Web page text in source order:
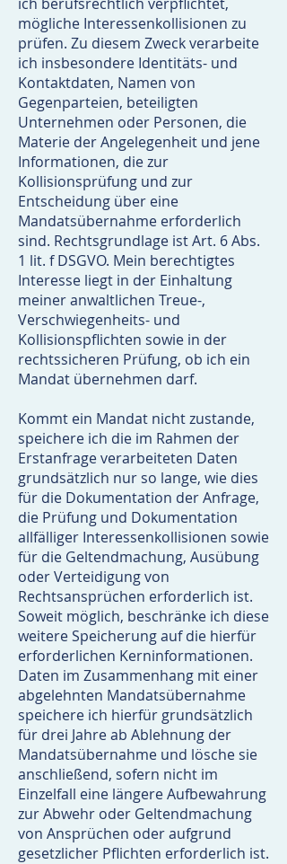
mögliche Interessenkollisionen zu
prüfen. Zu diesem Zweck verarbeite
ich insbesondere Identitäts- und
Kontaktdaten, Namen von
Gegenparteien, beteiligten
Unternehmen oder Personen, die
Materie der Angelegenheit und jene
Informationen, die zur
Kollisionsprüfung und zur
Entscheidung über eine
Mandatsübernahme erforderlich
sind. Rechtsgrundlage ist Art. 6 Abs.
1 lit. f DSGVO. Mein berechtigtes
Interesse liegt in der Einhaltung
meiner anwaltlichen Treue-,
Verschwiegenheits- und
Kollisionspflichten sowie in der
rechtssicheren Prüfung, ob ich ein
Mandat übernehmen darf.
Kommt ein Mandat nicht zustande,
speichere ich die im Rahmen der
Erstanfrage verarbeiteten Daten
grundsätzlich nur so lange, wie dies
für die Dokumentation der Anfrage,
die Prüfung und Dokumentation
allfälliger Interessenkollisionen sowie
für die Geltendmachung, Ausübung
oder Verteidigung von
Rechtsansprüchen erforderlich ist.
Soweit möglich, beschränke ich diese
weitere Speicherung auf die hierfür
erforderlichen Kerninformationen.
Daten im Zusammenhang mit einer
abgelehnten Mandatsübernahme
speichere ich hierfür grundsätzlich
für drei Jahre ab Ablehnung der
Mandatsübernahme und lösche sie
anschließend, sofern nicht im
Einzelfall eine längere Aufbewahrung
zur Abwehr oder Geltendmachung
von Ansprüchen oder aufgrund
gesetzlicher Pflichten erforderlich ist.